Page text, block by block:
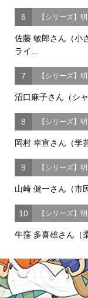
6 【シリーズ】
佐藤 敏郎さん（小
ライ...
7 【シリーズ】
沼口麻子さん（シ
8 【シリーズ】
岡村 幸宣さん（学
9 【シリーズ】
山崎 健一さん（市
10 【シリーズ】
牛窪 多喜雄さん（